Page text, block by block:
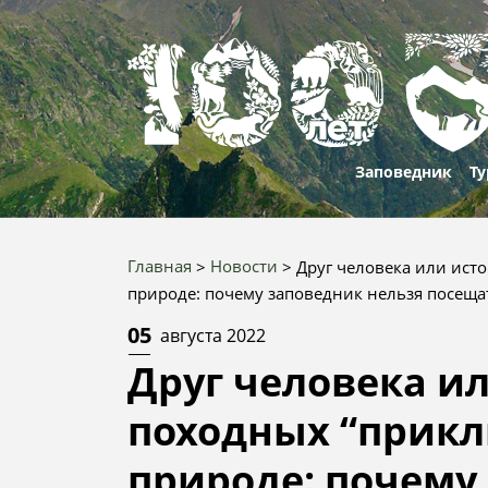
Заповедник
Природа и
100
100
Документы
Юбилей
Победы
Строка
навигации
Главная Новости
Друг человека или
природе: почему заповедник нельзя
05 августа 2022
Друг человека
походных